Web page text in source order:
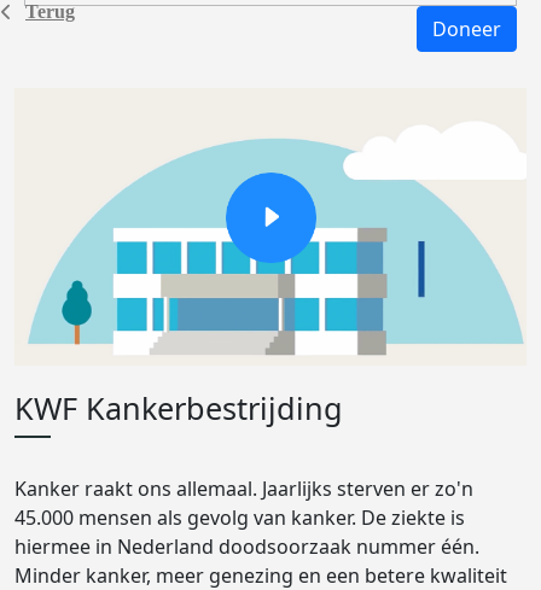
Terug
Doneer
KWF Kankerbestrijding
Kanker raakt ons allemaal. Jaarlijks sterven er zo'n
45.000 mensen als gevolg van kanker. De ziekte is
hiermee in Nederland doodsoorzaak nummer één.
Minder kanker, meer genezing en een betere kwaliteit